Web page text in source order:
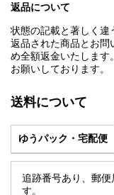
返品について
状態の記載と著しく違
返品された商品とお問
め全額返金いたします
お願いしております。
送料について
ゆうパック・宅配便
追跡番号あり、郵
す。